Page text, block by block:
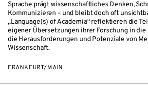
Sprache prägt wissenschaftliches Denken,
Kommunizieren – und bleibt doch oft
„Language(s) of Academia“ reflektieren die
eigener Übersetzungen ihrer Forschung in
die Herausforderungen und Potenziale von
Wissenschaft.
FRANKFURT/MAIN